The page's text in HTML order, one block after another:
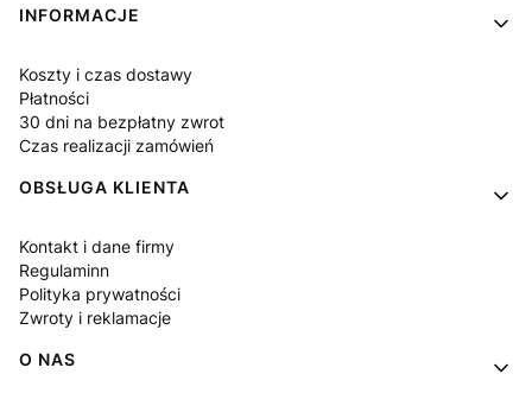
Linki w stopce
INFORMACJE
Koszty i czas dostawy
Płatności
30 dni na bezpłatny zwrot
Czas realizacji zamówień
OBSŁUGA KLIENTA
Kontakt i dane firmy
Regulaminn
Polityka prywatności
Zwroty i reklamacje
O NAS